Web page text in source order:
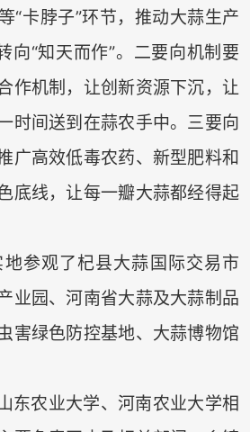
“卡脖子”环节，推动大蒜生产
向“知天而作”。二要向机制要
作机制，让创新资源下沉，让
时间送到在蒜农手中。三要向
广高效低毒农药、新型肥料和
底线，让每一瓣大蒜都经得起
观了杞县大蒜国际交易市
业园、河南省大蒜及大蒜制品
害绿色防控基地、大蒜博物馆
农业大学、河南农业大学相